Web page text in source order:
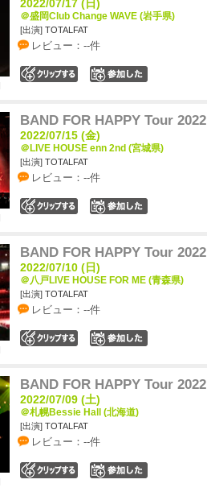
2022/07/17 (日)
＠盛岡Club Change WAVE (岩手県)
[出演] TOTALFAT
レビュー：--件
BAND FOR HAPPY Tour 2022
2022/07/15 (金)
＠LIVE HOUSE enn 2nd (宮城県)
[出演] TOTALFAT
レビュー：--件
BAND FOR HAPPY Tour 2022
2022/07/10 (日)
＠八戸LIVE HOUSE FOR ME (青森県)
[出演] TOTALFAT
レビュー：--件
BAND FOR HAPPY Tour 2022
2022/07/09 (土)
＠札幌Bessie Hall (北海道)
[出演] TOTALFAT
レビュー：--件